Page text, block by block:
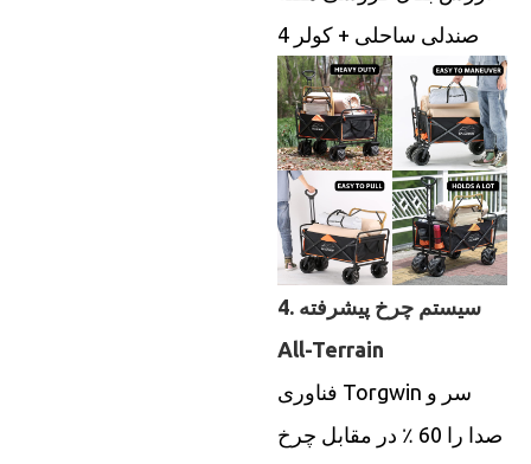
4 صندلی ساحلی + کولر
4. سیستم چرخ پیشرفته
All-Terrain
فناوری Torgwin سر و
صدا را 60 ٪ در مقابل چرخ